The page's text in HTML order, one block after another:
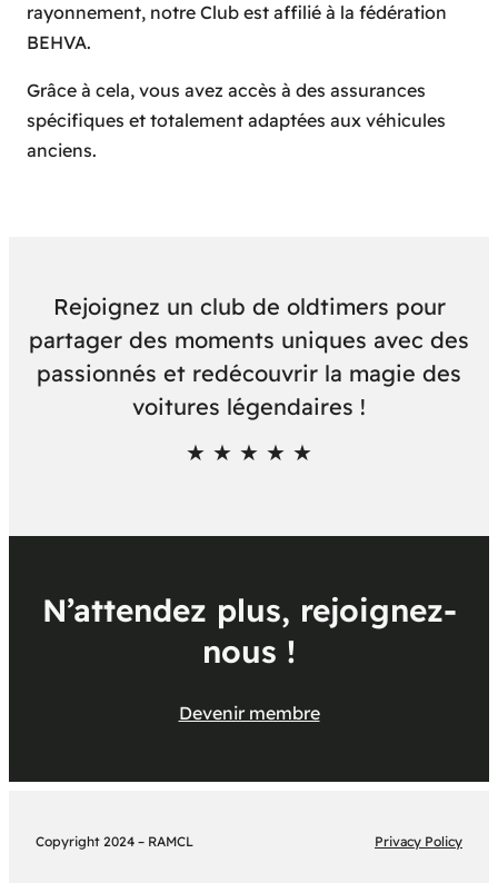
rayonnement, notre Club est affilié à la fédération
BEHVA.
Grâce à cela, vous avez accès à des assurances
spécifiques et totalement adaptées aux véhicules
anciens.
Rejoignez un club de oldtimers pour
partager des moments uniques avec des
passionnés et redécouvrir la magie des
voitures légendaires !
★ ★ ★ ★ ★
N’attendez plus, rejoignez-
nous !
Devenir membre
Copyright 2024 – RAMCL Privacy Policy